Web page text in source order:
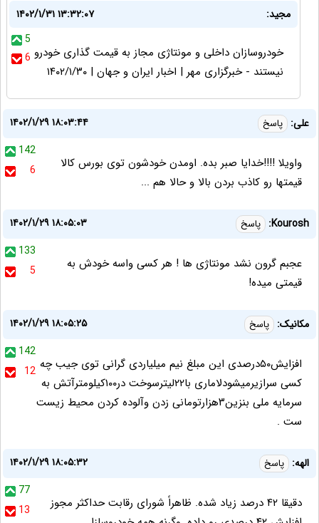
مجید:
۱۴۰۲/۱/۳۱ ۱۳:۳۲:۰۷
5
6 خودروسازان داخلی و مونتاژی مجاز به قیمت گذاری خودرو
نیستند - خبرگزاری مهر | اخبار ایران و جهان | ۱۴۰۲/۱/۳۰
علی: پاسخ
۱۴۰۲/۱/۲۹ ۱۸:۰۳:۴۴
142
6
واویلا !!!!خدایا صبر بده. اومدن خودشون توی بورس کالا
قیمتها رو کاذب بردن بالا و حالا هم ...
Kourosh: پاسخ
۱۴۰۲/۱/۲۹ ۱۸:۰۵:۰۳
133
5
عجبم گرون نشد مونتاژی ها ! هر کسی واسه خودش به
قیمتی میده!
مکانیک: پاسخ
۱۴۰۲/۱/۲۹ ۱۸:۰۵:۲۵
142
12 افزایش۵۰درصدی این مبلغ نیم میلیاردی گرانی توی جیب چه
کسی سرازیرمیشودلاماری با۲۲لیترسوخت در۱۰۰کیلومترآتش به
سرمایه ملی بنزین۳هزارتومانی زدن وآلوده کردن محیط زیست
ست .
الهه: پاسخ
۱۴۰۲/۱/۲۹ ۱۸:۰۵:۳۲
77
13
دقیقا ۴۲ درصد زیاد شده. ظاهراً شورای رقابت حداکثر مجوز